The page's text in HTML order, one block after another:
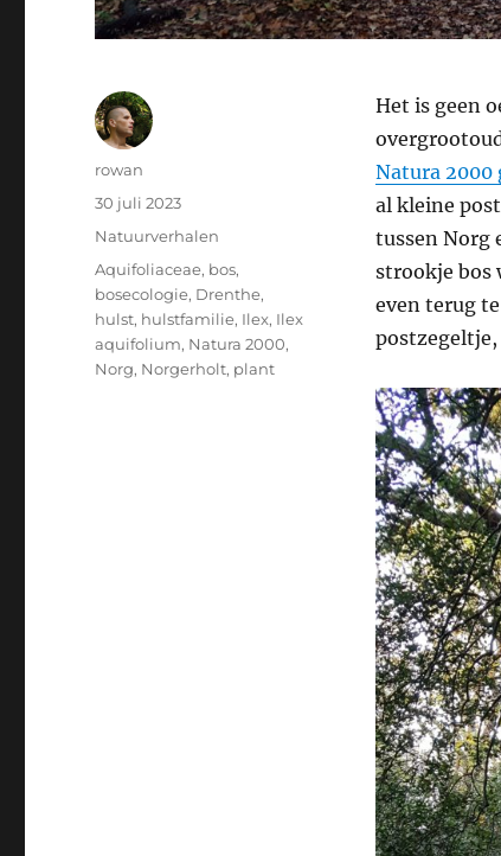
Het is geen
Natura 2000
al kleine
tussen Norg
strookje bos
even terug
Auteur
rowan
Geplaatst
op
30 juli 2023
Categorieën
Natuurverhalen
Tags
Aquifoliaceae, bos,
bosecologie, Drenthe,
hulst, hulstfamilie, Ilex, Ilex
aquifolium, Natura 2000,
Norg, Norgerholt, plant